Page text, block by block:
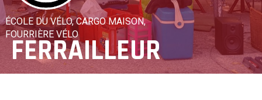
ÉCOLE DU VÉLO, CARGO MAISON,
FOURRIÈRE VÉLO
FERRAILLEUR